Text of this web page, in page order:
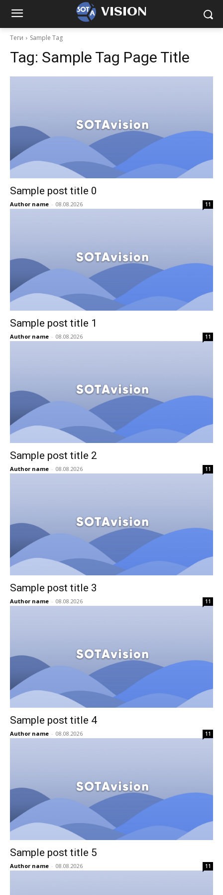
VISION
Теги Sample Tag
Tag: Sample Tag Page Title
Sample post title 0
Author name - 08.08.2026 11
Sample post title 1
Author name - 08.08.2026 11
Sample post title 2
Author name - 08.08.2026 11
Sample post title 3
Author name - 08.08.2026 11
Sample post title 4
Author name - 08.08.2026 11
Sample post title 5
Author name - 08.08.2026 11